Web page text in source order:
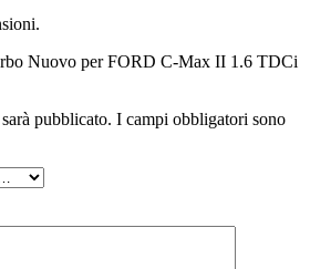
Nuovo per FORD C-Max II 1.6 TDCi
pubblicato. I campi obbligatori sono